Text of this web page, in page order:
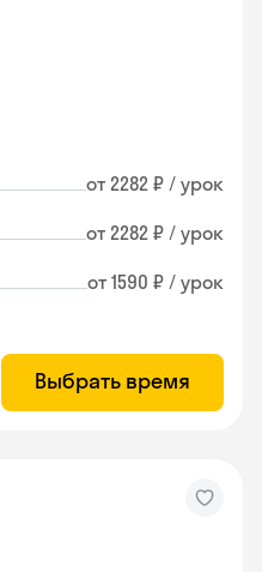
от 2282 ₽ / урок
от 2282 ₽ / урок
от 1590 ₽ / урок
Выбрать время